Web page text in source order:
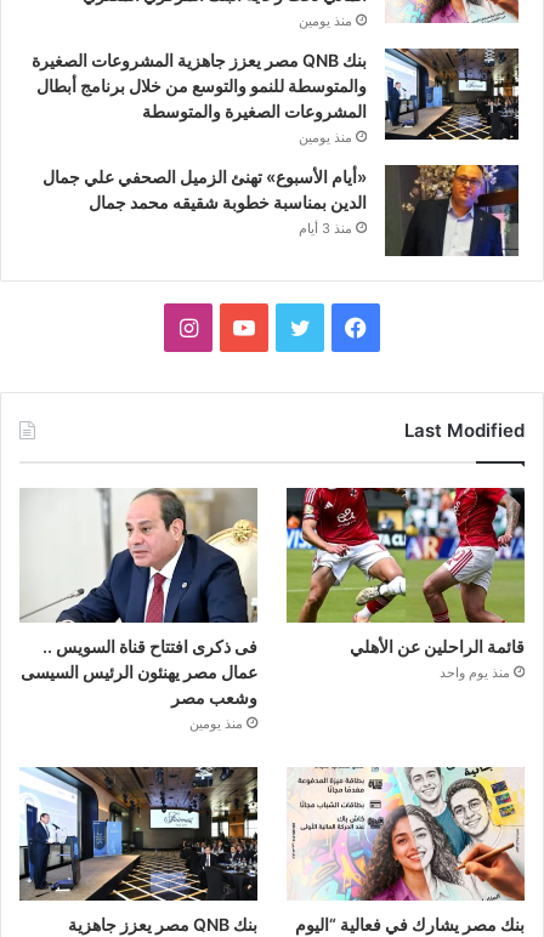
منذ يومين
بنك QNB مصر يعزز جاهزية المشروعات الصغيرة
والمتوسطة للنمو والتوسع من خلال برنامج أبطال
المشروعات الصغيرة والمتوسطة
منذ يومين
«أيام الأسبوع» تهنئ الزميل الصحفي علي جمال
الدين بمناسبة خطوبة شقيقه محمد جمال
منذ 3 أيام
فيسبوك تويتر يوتيوبانستقرام
Last Modified
قائمة الراحلين عن الأهلي
منذ يوم واحد
فى ذكرى افتتاح قناة السويس ..
عمال مصر يهنئون الرئيس السيسى
وشعب مصر
منذ يومين
بنك مصر يشارك في فعالية “اليوم
بنك QNB مصر يعزز جاهزية